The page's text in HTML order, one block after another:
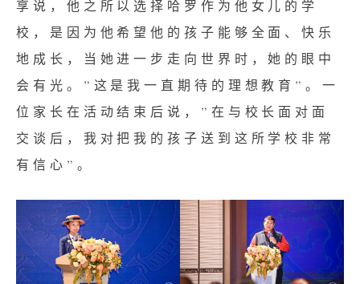
享说，他之所以选择哈罗作为他女儿的学
校，是因为他希望他的孩子能够全面、快乐
地成长，当她进一步走向世界时，她的眼中
会有光。”这是我一直期待的理想教育”。一
位家长在活动结束后说，”在与校长面对面
交谈后，我对把我的孩子送到这所学校非常
有信心”。